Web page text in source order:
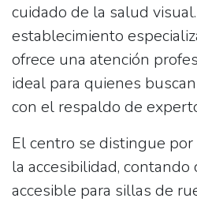
cuidado de la salud
establecimiento
ofrece una atención
ideal para quienes
con el respaldo de
El centro se distingue
la accesibilidad, contando
accesible para sillas de